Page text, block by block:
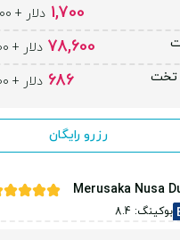
1,700 دلار + 133.000.000 تومان
78,600 دلار + 126.000.000 تومان
تخت
686 دلار + 126.000.000 تومان
رزرو رایگان
Merusaka Nusa
بوکینگ: 8.4